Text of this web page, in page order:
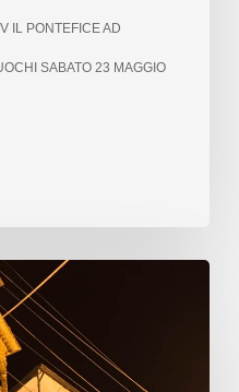
IL PONTEFICE AD
SABATO 23 MAGGIO